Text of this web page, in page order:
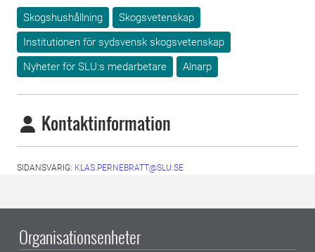
Skogshushållning
Skogsvetenskap
Institutionen för sydsvensk skogsvetenskap
Nyheter för SLU:s medarbetare
Alnarp
Kontaktinformation
SIDANSVARIG: KLAS.PERNEBRATT@SLU.SE
Organisationsenheter